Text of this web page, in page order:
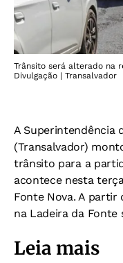
Trânsito será alterado na
Divulgação | Transalvador
A Superintendência
(Transalvador)
trânsito para a
acontece nesta
Fonte Nova. A partir
na Ladeira da
Leia mais